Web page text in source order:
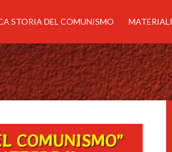
STORIA DEL COMUNISMO MATERIALI
COMUNISMO”